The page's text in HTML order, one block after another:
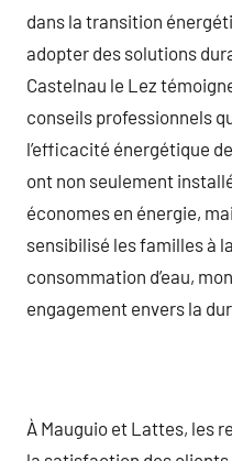
dans la transition
adopter des solutions
Castelnau le Lez
conseils professionnels
l’efficacité énergétique
ont non seulement
économes en énergie,
sensibilisé les familles à
consommation d’eau,
engagement envers la
À Mauguio et Lattes, les